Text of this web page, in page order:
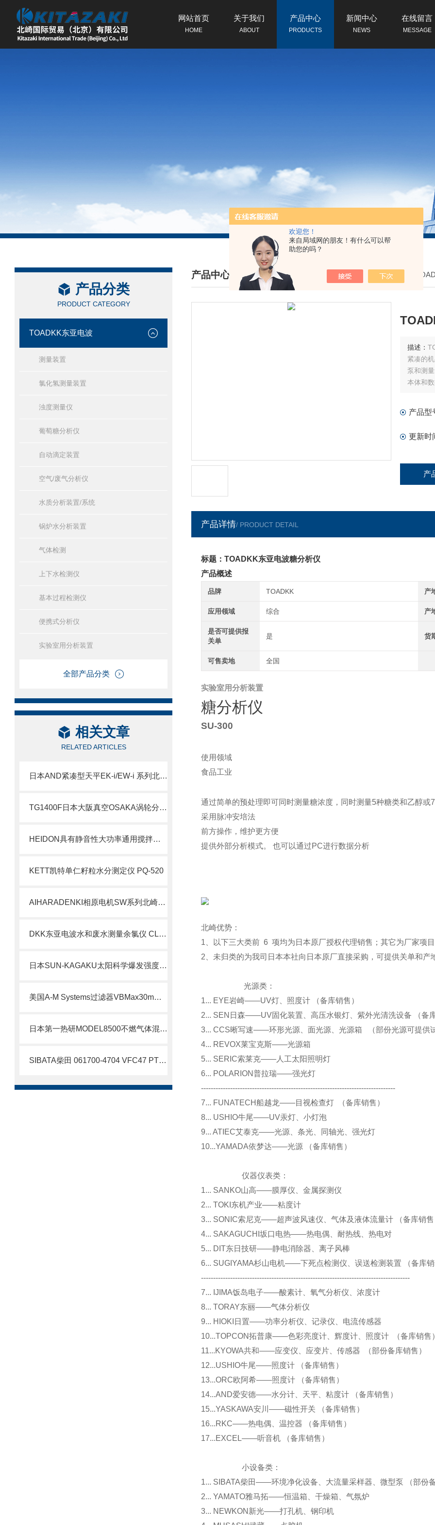
欢迎您！
来自局域网的朋友！有什么可以帮
助您的吗？
网站首页
HOME
关于我们
ABOUT
产品中心
PRODUCTS
新闻中心
NEWS
在线留言
MESSAGE
产品分类
PRODUCT CATEGORY
TOADKK东亚电波
测量装置
氯化氢测量装置
浊度测量仪
葡萄糖分析仪
自动滴定装置
空气/废气分析仪
水质分析装置/系统
锅炉水分析装置
气体检测
上下水检测仪
基本过程检测仪
便携式分析仪
实验室用分析装置
全部产品分类
相关文章
RELATED ARTICLES
日本AND紧凑型天平EK-i/EW-i 系列北崎热卖
TG1400F日本大阪真空OSAKA涡轮分子泵北崎热卖
HEIDON具有静音性大功率通用搅拌器BLh300
KETT凯特单仁籽粒水分测定仪 PQ-520
AIHARADENKI相原电机SW系列北崎热卖
DKK东亚电波水和废水测量余氯仪 CL17sc 系列
日本SUN-KAGAKU太阳科学爆发强度测试仪305-BP-J北崎热卖
美国A-M Systems过滤器VBMax30mmPFT 滤光片用于 MIR、Vitalograph北崎热卖
日本第一热研MODEL8500不燃气体混合器北崎热卖
SIBATA柴田 061700-4704 VFC47 PTFE沉降器 技术说明
产品中心
/ PRODUCTS CENTER
我的位置：首页 产品中心
描述：
紧凑的
泵和测
本体和
产品型
更新时
产
产品详情/ PRODUCT DETAIL
标题：TOADKK东亚电波糖分析仪
产品概述
品牌 TOADKK 产
应用领域 综合 产
是否可提供报
关单
是 货
可售卖地 全国
实验室用分析装置
糖分析仪
SU-300
使用领域
食品工业
通过简单的预处理即可同时测量糖浓度，同时测量5种糖类和乙醇或
采用脉冲安培法
前方操作，维护更方便
提供外部分析模式。 也可以通过PC进行数据分析
北崎优势：
1、以下三大类前 6 项均为日本原厂授权代理销售；其它为厂家项
2、未归类的为我司日本本社向日本原厂直接采购，可提供关单和产
光源类：
1... EYE岩崎——UV灯、照度计 （备库销售）
2... SEN日森——UV固化装置、高压水银灯、紫外光清洗设备 （备
3... CCS晰写速——环形光源、面光源、光源箱 （部份光源可提供
4... REVOX莱宝克斯——光源箱
5... SERIC索莱克——人工太阳照明灯
6... POLARION普拉瑞——强光灯
--------------------------------------------------------------------------------
7... FUNATECH船越龙——目视检查灯 （备库销售）
8... USHIO牛尾——UV汞灯、小灯泡
9... ATIEC艾泰克——光源、条光、同轴光、强光灯
10...YAMADA依梦达——光源 （备库销售）
仪器仪表类：
1... SANKO山高——膜厚仪、金属探测仪
2... TOKI东机产业——粘度计
3... SONIC索尼克——超声波风速仪、气体及液体流量计 （备库销
4... SAKAGUCHI坂口电热——热电偶、耐热线、热电对
5... DIT东日技研——静电消除器、离子风棒
6... SUGIYAMA杉山电机——下死点检测仪、误送检测装置 （备库
--------------------------------------------------------------------------------------
7... IJIMA饭岛电子——酸素计、氧气分析仪、浓度计
8... TORAY东丽——气体分析仪
9... HIOKI日置——功率分析仪、记录仪、电流传感器
10...TOPCON拓普康——色彩亮度计、辉度计、照度计 （备库销售
11...KYOWA共和——应变仪、应变片、传感器 （部份备库销售）
12...USHIO牛尾——照度计 （备库销售）
13...ORC欧阿希——照度计 （备库销售）
14...AND爱安德——水分计、天平、粘度计 （备库销售）
15...YASKAWA安川——磁性开关 （备库销售）
16...RKC——热电偶、温控器 （备库销售）
17...EXCEL——听音机 （备库销售）
小设备类：
1... SIBATA柴田——环境净化设备、大流量采样器、微型泵 （部份
2... YAMATO雅马拓——恒温箱、干燥箱、气氛炉
3... NEWKON新光——打孔机、钢印机